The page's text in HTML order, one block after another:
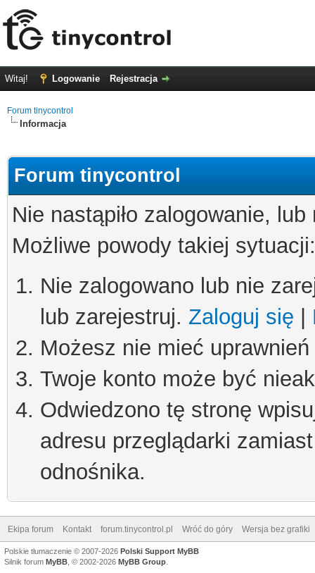
Witaj! Logowanie Rejestracja
Forum tinycontrol
Informacja
Forum tinycontrol
Nie nastąpiło zalogowanie,
Możliwe powody takiej sytuacji:
Nie zalogowano lub nie
lub zarejestruj. Zaloguj się
Możesz nie mieć
Twoje konto może być
Odwiedzono tę stronę
adresu przeglądarki
odnośnika.
Ekipa forum Kontakt forum.tinycontrol.pl Wróć do góry Wersja bez grafiki
Polskie tłumaczenie © 2007-2026 Polski Support MyBB
Silnik forum MyBB , © 2002-2026 MyBB Group